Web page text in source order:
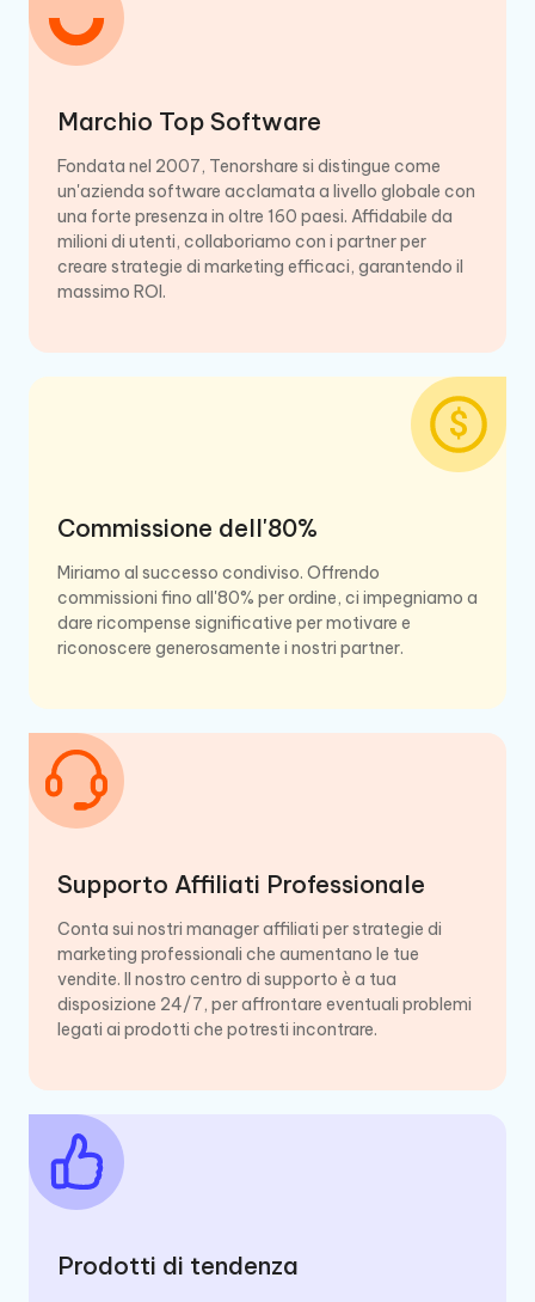
Marchio Top Software
Fondata nel 2007, Tenorshare si distingue come
un'azienda software acclamata a livello globale con
una forte presenza in oltre 160 paesi. Affidabile da
milioni di utenti, collaboriamo con i partner per
creare strategie di marketing efficaci, garantendo il
massimo ROI.
Commissione dell'80%
Miriamo al successo condiviso. Offrendo
commissioni fino all'80% per ordine, ci impegniamo a
dare ricompense significative per motivare e
riconoscere generosamente i nostri partner.
Supporto Affiliati Professionale
Conta sui nostri manager affiliati per strategie di
marketing professionali che aumentano le tue
vendite. Il nostro centro di supporto è a tua
disposizione 24/7, per affrontare eventuali problemi
legati ai prodotti che potresti incontrare.
Prodotti di tendenza